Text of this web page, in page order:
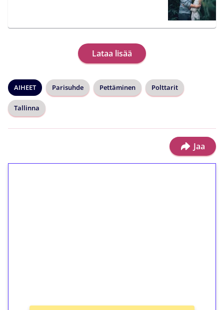
Lataa lisää
AIHEET Parisuhde Pettäminen Polttarit
Tallinna
Jaa